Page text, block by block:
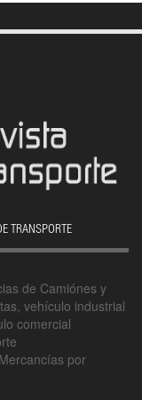
TRANSPORTE
de Camiónes y
vehículo industrial
comercial
por